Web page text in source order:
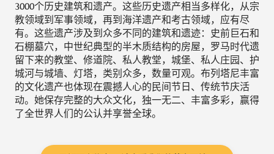
3000个历史建筑和遗产。这些历史遗产相当多样化，从宗
教领域到军事领域，再到海洋遗产和考古领域，应有尽
有。这些遗产涉及到众多不同的建筑和遗迹：史前巨石和
石棚墓穴，中世纪典型的半木质结构的房屋，罗马时代遗
留下来的教堂、修道院、私人教堂，城堡、私人庄园、护
城河与城墙、灯塔，类别众多，数量可观。布列塔尼丰富
的文化遗产也体现在震撼人心的民间节日、传统节庆活
动。她保存完整的大众文化，独一无二、丰富多彩，赢得
了全世界人们的公认并享誉全球。